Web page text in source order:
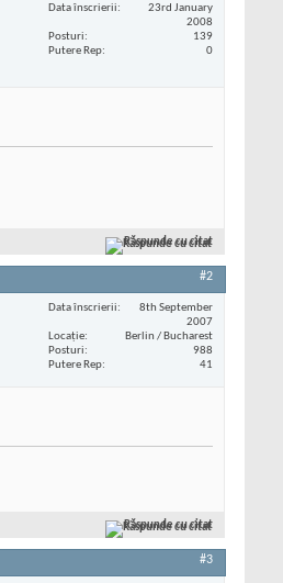
Data înscrierii
23rd January
2008
Posturi
139
Putere Rep
0
Răspunde cu citat
#2
Data înscrierii
8th September
2007
Locaţie
Berlin / Bucharest
Posturi
988
Putere Rep
41
Răspunde cu citat
#3